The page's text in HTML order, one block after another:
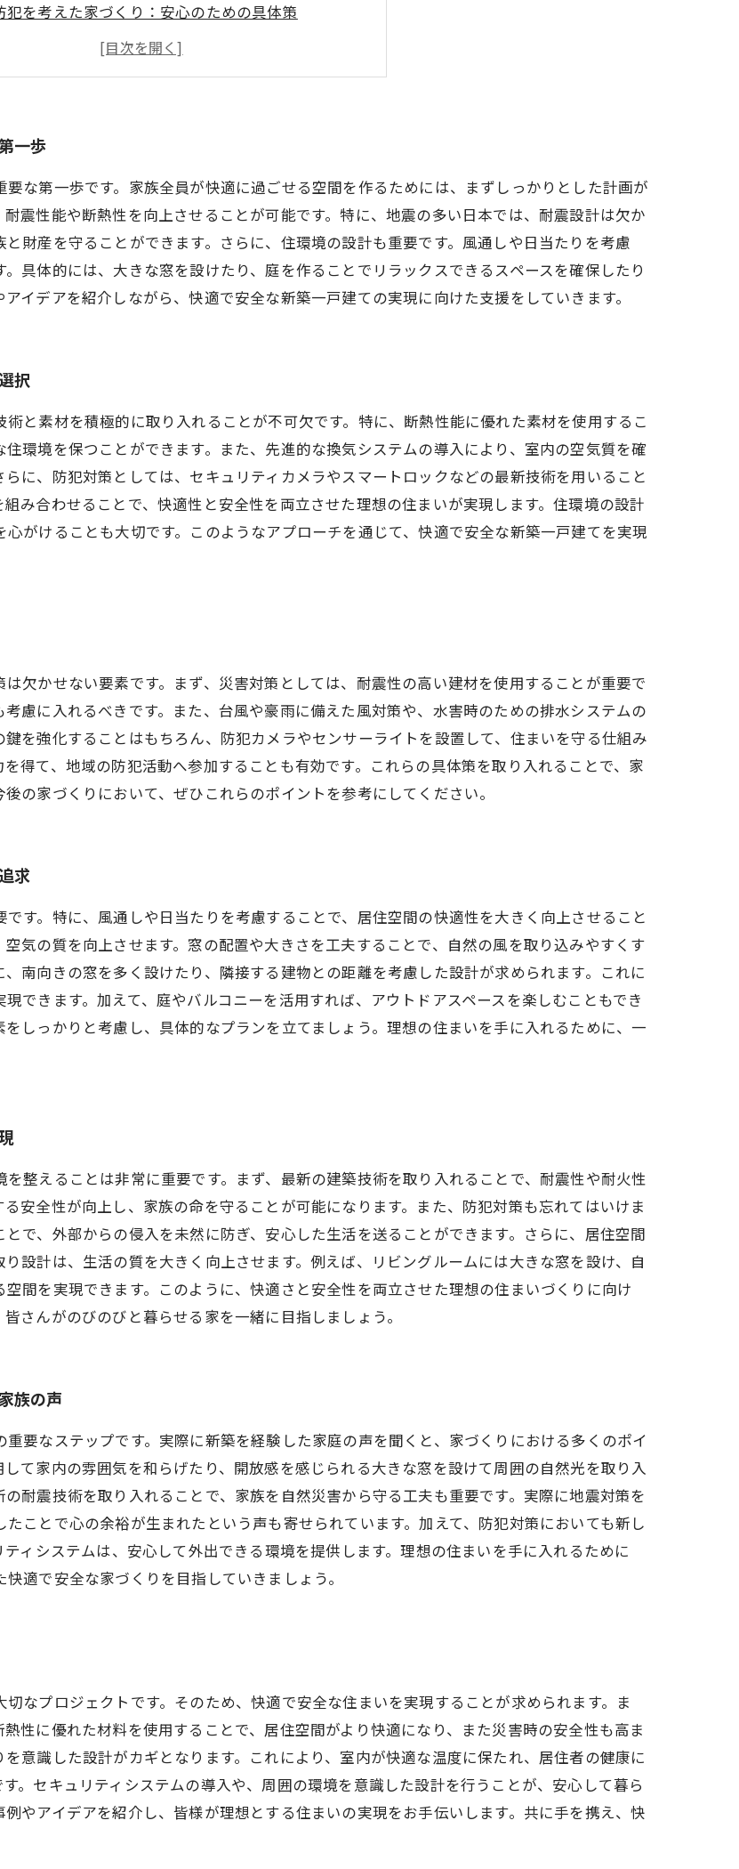
犯を考えた家づくり：安心のための具体策
改善：風通しと日当たりの工夫で快適さを追求
めの理想の住まい：安全で快適な生活の実現
未来：快適で安全な新築一戸建てへの道筋
一歩
な第一歩です。家族全員が快適に過ごせる空間を作るためには、まずしっかりとした計画が
震性能や断熱性を向上させることが可能です。特に、地震の多い日本では、耐震設計は欠か
財産を守ることができます。さらに、住環境の設計も重要です。風通しや日当たりを考慮
具体的には、大きな窓を設けたり、庭を作ることでリラックスできるスペースを確保したり
イデアを紹介しながら、快適で安全な新築一戸建ての実現に向けた支援をしていきます。
択
と素材を積極的に取り入れることが不可欠です。特に、断熱性能に優れた素材を使用するこ
環境を保つことができます。また、先進的な換気システムの導入により、室内の空気質を確
に、防犯対策としては、セキュリティカメラやスマートロックなどの最新技術を用いること
み合わせることで、快適性と安全性を両立させた理想の住まいが実現します。住環境の設計
がけることも大切です。このようなアプローチを通じて、快適で安全な新築一戸建てを実現
欠かせない要素です。まず、災害対策としては、耐震性の高い建材を使用することが重要で
慮に入れるべきです。また、台風や豪雨に備えた風対策や、水害時のための排水システムの
を強化することはもちろん、防犯カメラやセンサーライトを設置して、住まいを守る仕組み
得て、地域の防犯活動へ参加することも有効です。これらの具体策を取り入れることで、家
の家づくりにおいて、ぜひこれらのポイントを参考にしてください。
求
す。特に、風通しや日当たりを考慮することで、居住空間の快適性を大きく向上させること
気の質を向上させます。窓の配置や大きさを工夫することで、自然の風を取り込みやすくす
南向きの窓を多く設けたり、隣接する建物との距離を考慮した設計が求められます。これに
できます。加えて、庭やバルコニーを活用すれば、アウトドアスペースを楽しむこともでき
しっかりと考慮し、具体的なプランを立てましょう。理想の住まいを手に入れるために、一
整えることは非常に重要です。まず、最新の建築技術を取り入れることで、耐震性や耐火性
安全性が向上し、家族の命を守ることが可能になります。また、防犯対策も忘れてはいけま
で、外部からの侵入を未然に防ぎ、安心した生活を送ることができます。さらに、居住空間
設計は、生活の質を大きく向上させます。例えば、リビングルームには大きな窓を設け、自
間を実現できます。このように、快適さと安全性を両立させた理想の住まいづくりに向け
さんがのびのびと暮らせる家を一緒に目指しましょう。
族の声
要なステップです。実際に新築を経験した家庭の声を聞くと、家づくりにおける多くのポイ
て家内の雰囲気を和らげたり、開放感を感じられる大きな窓を設けて周囲の自然光を取り入
耐震技術を取り入れることで、家族を自然災害から守る工夫も重要です。実際に地震対策を
ことで心の余裕が生まれたという声も寄せられています。加えて、防犯対策においても新し
ィシステムは、安心して外出できる環境を提供します。理想の住まいを手に入れるために
適で安全な家づくりを目指していきましょう。
なプロジェクトです。そのため、快適で安全な住まいを実現することが求められます。ま
性に優れた材料を使用することで、居住空間がより快適になり、また災害時の安全性も高ま
意識した設計がカギとなります。これにより、室内が快適な温度に保たれ、居住者の健康に
。セキュリティシステムの導入や、周囲の環境を意識した設計を行うことが、安心して暮ら
やアイデアを紹介し、皆様が理想とする住まいの実現をお手伝いします。共に手を携え、快